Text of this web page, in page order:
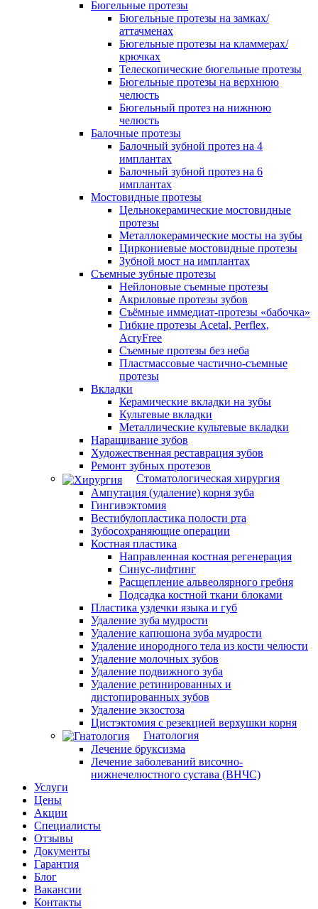
Бюгельные протезы
Бюгельные протезы на замках/
аттачменах
Бюгельные протезы на кламмерах/
крючках
Телескопические бюгельные протезы
Бюгельные протезы на верхнюю
челюсть
Бюгельный протез на нижнюю
челюсть
Балочные протезы
Балочный зубной протез на 4
имплантах
Балочный зубной протез на 6
имплантах
Мостовидные протезы
Цельнокерамические мостовидные
протезы
Металлокерамические мосты на зубы
Циркониевые мостовидные протезы
Зубной мост на имплантах
Съемные зубные протезы
Нейлоновые съемные протезы
Акриловые протезы зубов
Съёмные иммедиат‑протезы «бабочка»
Гибкие протезы Acetal, Perflex,
AcryFree
Съемные протезы без неба
Пластмассовые частично-съемные
протезы
Вкладки
Керамические вкладки на зубы
Культевые вкладки
Металлические культевые вкладки
Наращивание зубов
Художественная реставрация зубов
Ремонт зубных протезов
Стоматологическая хирургия
Ампутация (удаление) корня зуба
Гингивэктомия
Вестибулопластика полости рта
Зубосохраняющие операции
Костная пластика
Направленная костная регенерация
Синус-лифтинг
Расщепление альвеолярного гребня
Подсадка костной ткани блоками
Пластика уздечки языка и губ
Удаление зуба мудрости
Удаление капюшона зуба мудрости
Удаление инородного тела из кости челюсти
Удаление молочных зубов
Удаление подвижного зуба
Удаление ретинированных и
дистопированных зубов
Удаление экзостоза
Цистэктомия с резекцией верхушки корня
Гнатология
Лечение бруксизма
Лечение заболеваний височно-
нижнечелюстного сустава (ВНЧС)
Услуги
Цены
Акции
Специалисты
Отзывы
Документы
Гарантия
Блог
Вакансии
Контакты